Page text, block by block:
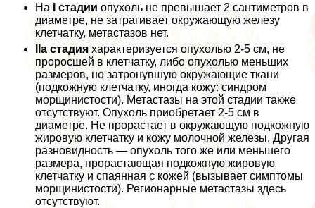
На I стадии опухоль не превышает 2 сантиметров в
диаметре, не затрагивает окружающую железу
клетчатку, метастазов нет.
IIа стадия хаpaктеризуется опухолью 2-5 см, не
проросшей в клетчатку, либо опухолью меньших
размеров, но затронувшую окружающие ткани
(подкожную клетчатку, иногда кожу: синдром
морщинистости). Метастазы на этой стадии также
отсутствуют. Опухоль приобретает 2-5 см в
диаметре. Не прорастает в окружающую подкожную
жировую клетчатку и кожу молочной железы. Другая
разновидность — опухоль того же или меньшего
размера, прорастающая подкожную жировую
клетчатку и спаянная с кожей (вызывает симптомы
морщинистости). Регионарные метастазы здесь
отсутствуют.